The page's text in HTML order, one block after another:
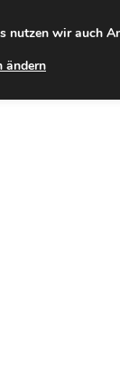
FIRMENKUNDEN
nutzen wir auch
ändern